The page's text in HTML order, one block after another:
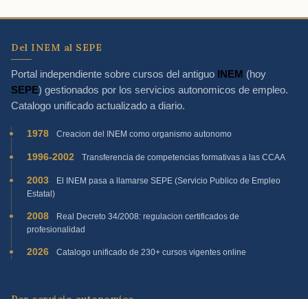
Del INEM al SEPE
Portal independiente sobre cursos del antiguo INEM (hoy
SEPE) gestionados por los servicios autonomicos de empleo.
Catalogo unificado actualizado a diario.
1978 Creacion del INEM como organismo autonomo
1996-2002 Transferencia de competencias formativas a las CCAA
2003
El INEM pasa a llamarse SEPE (Servicio Publico de Empleo
Estatal)
2008
Real Decreto 34/2008: regulacion certificados de
profesionalidad
2026 Catalogo unificado de 230+ cursos vigentes online